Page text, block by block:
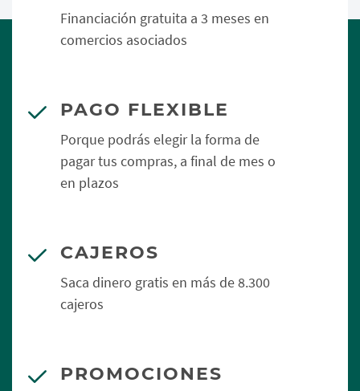
Financiación gratuita a 3 meses en
comercios asociados
PAGO FLEXIBLE
Porque podrás elegir la forma de
pagar tus compras, a final de mes o
en plazos
CAJEROS
Saca dinero gratis en más de 8.300
cajeros
PROMOCIONES